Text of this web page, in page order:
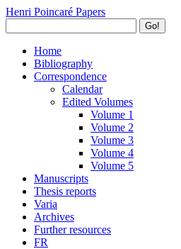
Henri Poincaré Papers
Go!
Home
Bibliography
Correspondence
Calendar
Edited Volumes
Volume 1
Volume 2
Volume 3
Volume 4
Volume 5
Manuscripts
Thesis reports
Varia
Archives
Further resources
FR